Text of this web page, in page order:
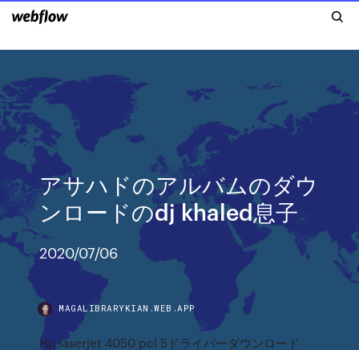
アサハドのアルバムのダウ
ンロードのdj khaled息子
2020/07/06
MAGALIBRARYKIAN.WEB.APP
Hp laserjet 4050 pcl 5ドライバーダウンロード